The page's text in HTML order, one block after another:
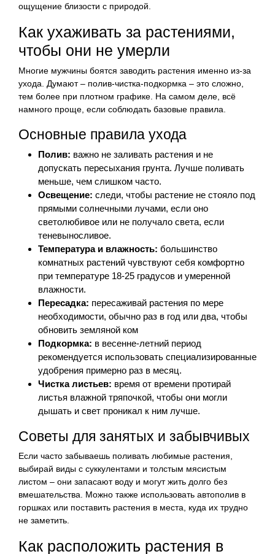
ощущение близости с природой.
Как ухаживать за растениями,
чтобы они не умерли
Многие мужчины боятся заводить растения именно из-за
ухода. Думают – полив-чистка-подкормка – это сложно,
тем более при плотном графике. На самом деле, всё
намного проще, если соблюдать базовые правила.
Основные правила ухода
Полив: важно не заливать растения и не
допускать пересыхания грунта. Лучше поливать
меньше, чем слишком часто.
Освещение: следи, чтобы растение не стояло под
прямыми солнечными лучами, если оно
светолюбивое или не получало света, если
теневыносливое.
Температура и влажность: большинство
комнатных растений чувствуют себя комфортно
при температуре 18-25 градусов и умеренной
влажности.
Пересадка: пересаживай растения по мере
необходимости, обычно раз в год или два, чтобы
обновить земляной ком
Подкормка: в весенне-летний период
рекомендуется использовать специализированные
удобрения примерно раз в месяц.
Чистка листьев: время от времени протирай
листья влажной тряпочкой, чтобы они могли
дышать и свет проникал к ним лучше.
Советы для занятых и забывчивых
Если часто забываешь поливать любимые растения,
выбирай виды с суккулентами и толстым мясистым
листом – они запасают воду и могут жить долго без
вмешательства. Можно также использовать автополив в
горшках или поставить растения в места, куда их трудно
не заметить.
Как расположить растения в